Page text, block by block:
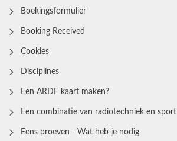
Boekingsformulier
Booking Received
Cookies
Disciplines
Een ARDF kaart maken?
Een combinatie van radiotechniek en sport
Eens proeven - Wat heb je nodig